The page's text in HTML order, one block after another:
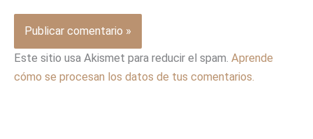
Este sitio usa Akismet para reducir el spam. Aprende
cómo se procesan los datos de tus comentarios.